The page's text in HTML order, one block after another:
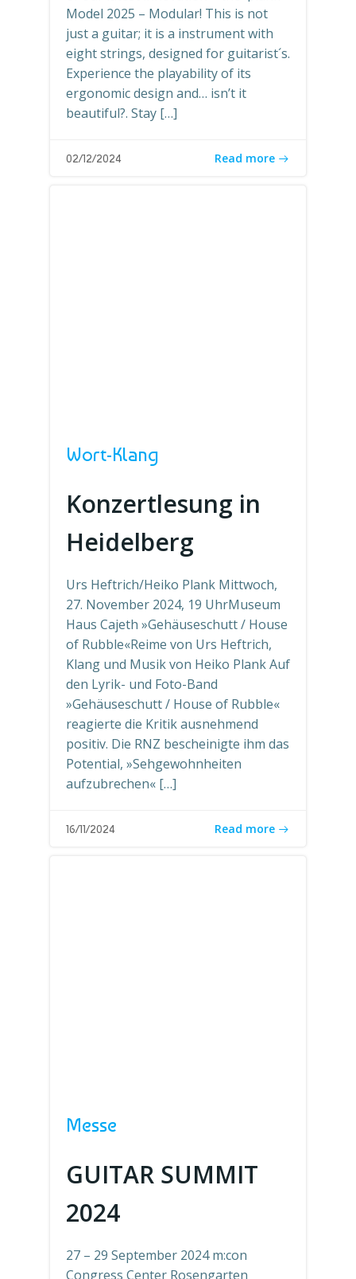
Model 2025 – Modular! This is not
just a guitar; it is a instrument with
eight strings, designed for guitarist´s.
Experience the playability of its
ergonomic design and… isn’t it
beautiful?. Stay […]
02/12/2024 Read more
Wort-Klang
Konzertlesung in
Heidelberg
Urs Heftrich/Heiko Plank Mittwoch,
27. November 2024, 19 UhrMuseum
Haus Cajeth »Gehäuseschutt / House
of Rubble«Reime von Urs Heftrich,
Klang und Musik von Heiko Plank Auf
den Lyrik- und Foto-Band
»Gehäuseschutt / House of Rubble«
reagierte die Kritik ausnehmend
positiv. Die RNZ bescheinigte ihm das
Potential, »Sehgewohnheiten
aufzubrechen« […]
16/11/2024 Read more
Messe
GUITAR SUMMIT
2024
27 – 29 September 2024 m:con
Congress Center Rosengarten